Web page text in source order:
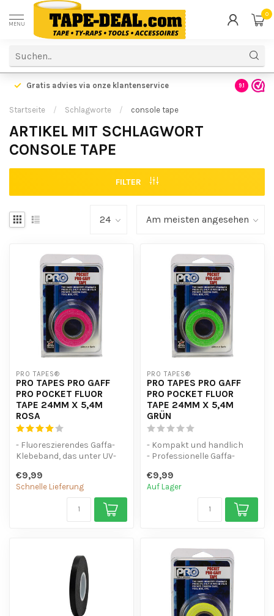
MENU
0
Gratis verzending vanaf €99,- NL BE Gratis
9.1
Startseite / Schlagworte / console tape
ARTIKEL MIT SCHLAGWORT
CONSOLE TAPE
FILTER
PRO TAPES®
PRO TAPES PRO GAFF
PRO POCKET FLUOR
TAPE 24MM X 5,4M
ROSA
- Fluoreszierendes Gaffa-
Klebeband, das unter UV-
- Ma...
€9,99
Schnelle Lieferung
PRO TAPES®
PRO TAPES PRO GAFF
PRO POCKET FLUOR
TAPE 24MM X 5,4M
GRÜN
- Kompakt und handlich
- Professionelle Gaffa-
- Vielseitig einsetzbar
€9,99
Auf Lager